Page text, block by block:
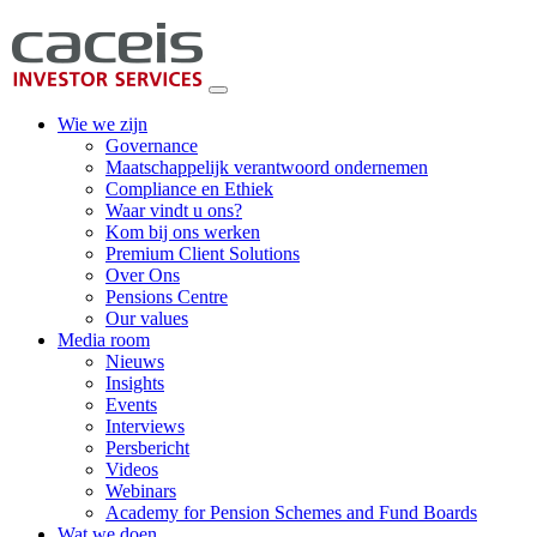
Wie we zijn
Governance
Maatschappelijk verantwoord ondernemen
Compliance en Ethiek
Waar vindt u ons?
Kom bij ons werken
Premium Client Solutions
Over Ons
Pensions Centre
Our values
Media room
Nieuws
Insights
Events
Interviews
Persbericht
Videos
Webinars
Academy for Pension Schemes and Fund Boards